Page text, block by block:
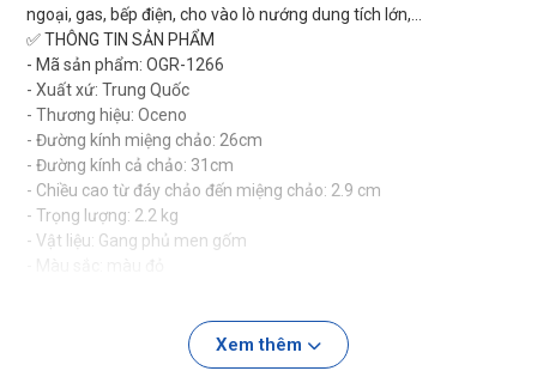
ngoại, gas, bếp điện, cho vào lò nướng dung tích lớn,...
✅ THÔNG TIN SẢN PHẨM
- Mã sản phẩm: OGR-1266
- Xuất xứ: Trung Quốc
- Thương hiệu: Oceno
- Đường kính miệng chảo: 26cm
- Đường kính cả chảo: 31cm
- Chiều cao từ đáy chảo đến miệng chảo: 2.9 cm
- Trọng lượng: 2.2 kg
- Vật liệu: Gang phủ men gốm
- Tiêu chuẩn chất lượng: được cấp giấy chứng nhận LFGB đảm
bảo các tiêu chuẩn chất lượng vệ sinh an toàn thực phẩm cho
Xem thêm